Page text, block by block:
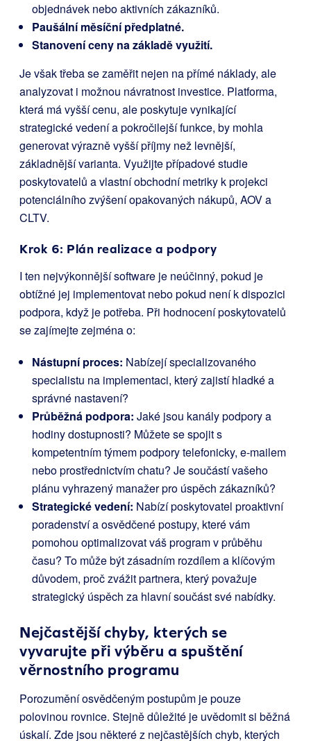
objednávek nebo aktivních zákazníků.
Paušální měsíční předplatné.
Stanovení ceny na základě využití.
Je však třeba se zaměřit nejen na přímé náklady, ale
analyzovat i možnou návratnost investice. Platforma,
která má vyšší cenu, ale poskytuje vynikající
strategické vedení a pokročilejší funkce, by mohla
generovat výrazně vyšší příjmy než levnější,
základnější varianta. Využijte případové studie
poskytovatelů a vlastní obchodní metriky k projekci
potenciálního zvýšení opakovaných nákupů, AOV a
CLTV.
Krok 6: Plán realizace a podpory
I ten nejvýkonnější software je neúčinný, pokud je
obtížné jej implementovat nebo pokud není k dispozici
podpora, když je potřeba. Při hodnocení poskytovatelů
se zajímejte zejména o:
Nástupní proces: Nabízejí specializovaného
specialistu na implementaci, který zajistí hladké a
správné nastavení?
Průběžná podpora: Jaké jsou kanály podpory a
hodiny dostupnosti? Můžete se spojit s
kompetentním týmem podpory telefonicky, e-mailem
nebo prostřednictvím chatu? Je součástí vašeho
plánu vyhrazený manažer pro úspěch zákazníků?
Strategické vedení: Nabízí poskytovatel proaktivní
poradenství a osvědčené postupy, které vám
pomohou optimalizovat váš program v průběhu
času? To může být zásadním rozdílem a klíčovým
důvodem, proč zvážit partnera, který považuje
strategický úspěch za hlavní součást své nabídky.
Nejčastější chyby, kterých se
vyvarujte při výběru a spuštění
věrnostního programu
Porozumění osvědčeným postupům je pouze
polovinou rovnice. Stejně důležité je uvědomit si běžná
úskalí. Zde jsou některé z nejčastějších chyb, kterých